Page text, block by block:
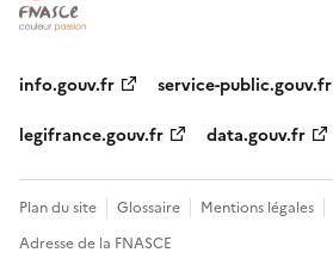
info.gouv.fr
service-public.gouv.fr
legifrance.gouv.fr
data.gouv.fr
Plan du site Glossaire Mentions légales
Adresse de la FNASCE